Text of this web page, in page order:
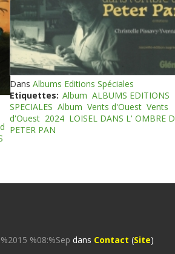
Dans Albums Editions Spéciales
Etiquettes: Album ALBUMS EDITIONS
SPECIALES Album Vents d'Ouest Vents
d'Ouest 2024 LOISEL DANS L' OMBRE
PETER PAN
%08:%Sep dans Contact (Site)